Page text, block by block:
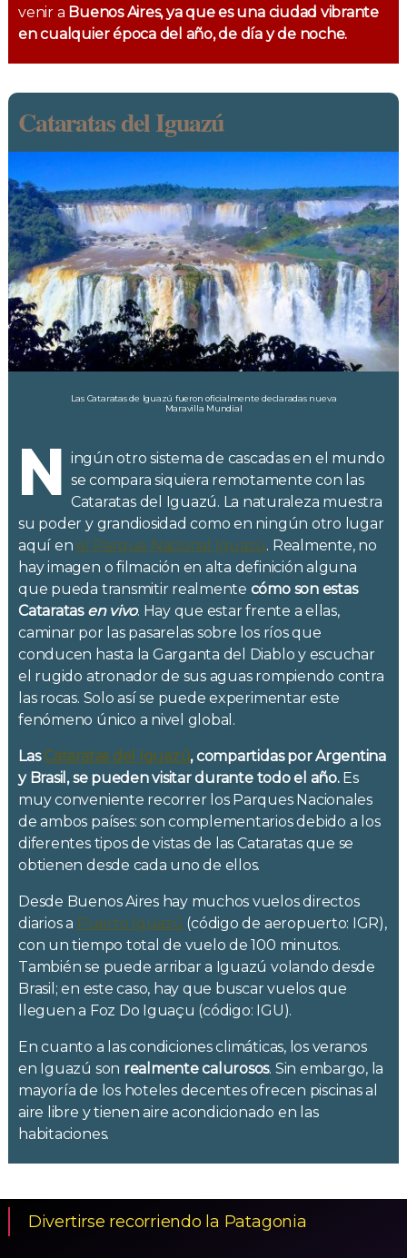
venir a Buenos Aires, ya que es una ciudad vibrante
en cualquier época del año, de día y de noche.
Cataratas del Iguazú
Las Cataratas de Iguazú fueron oficialmente declaradas nueva
Maravilla Mundial
N ingún otro sistema de cascadas en el mundo
se compara siquiera remotamente con las
Cataratas del Iguazú. La naturaleza muestra
su poder y grandiosidad como en ningún otro lugar
aquí en el Parque Nacional Iguazú. Realmente, no
hay imagen o filmación en alta definición alguna
que pueda transmitir realmente cómo son estas
Cataratas en vivo. Hay que estar frente a ellas,
caminar por las pasarelas sobre los ríos que
conducen hasta la Garganta del Diablo y escuchar
el rugido atronador de sus aguas rompiendo contra
las rocas. Solo así se puede experimentar este
fenómeno único a nivel global.
LasCataratas del Iguazú, compartidas por Argentina
y Brasil, se pueden visitar durante todo el año. Es
muy conveniente recorrer los Parques Nacionales
de ambos países: son complementarios debido a los
diferentes tipos de vistas de las Cataratas que se
obtienen desde cada uno de ellos.
Desde Buenos Aires hay muchos vuelos directos
diarios a Puerto Iguazú (código de aeropuerto: IGR),
con un tiempo total de vuelo de 100 minutos.
También se puede arribar a Iguazú volando desde
Brasil; en este caso, hay que buscar vuelos que
lleguen a Foz Do Iguaçu (código: IGU).
En cuanto a las condiciones climáticas, los veranos
en Iguazú son realmente calurosos. Sin embargo, la
mayoría de los hoteles decentes ofrecen piscinas al
aire libre y tienen aire acondicionado en las
habitaciones.
Divertirse recorriendo la Patagonia